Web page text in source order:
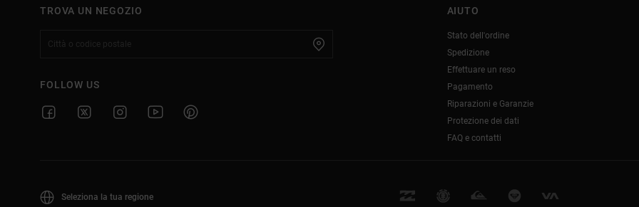
TROVA UN NEGOZIO
FOLLOW US
AIUTO
Stato dell'ordine
Spedizione
Effettuare un reso
Pagamento
Riparazioni e Garanzie
Protezione dei dati
FAQ e contatti
Seleziona la tua regione